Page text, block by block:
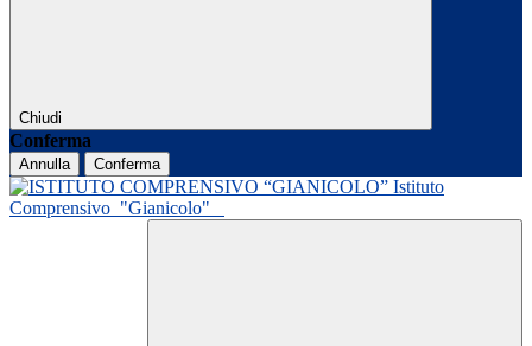
Chiudi
Conferma
Annulla Conferma
Istituto
Comprensivo "Gianicolo"